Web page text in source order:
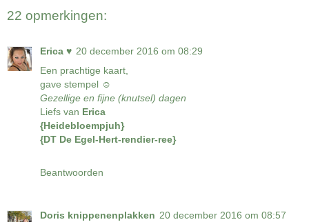
22 opmerkingen:
Erica ♥ 20 december 2016 om 08:29
Een prachtige kaart,
gave stempel ☺
Gezellige en fijne (knutsel) dagen
Liefs van Erica
{Heidebloempjuh}
{DT De Egel-Hert-rendier-ree}
Beantwoorden
Doris knippenenplakken 20 december 2016 om 08:57